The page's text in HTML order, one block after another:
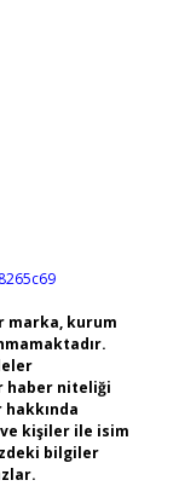
marka, kurum
haber niteliği
kişiler ile isim
bilgiler